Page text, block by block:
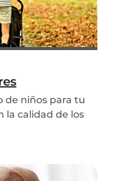
de niños para tu
la calidad de los